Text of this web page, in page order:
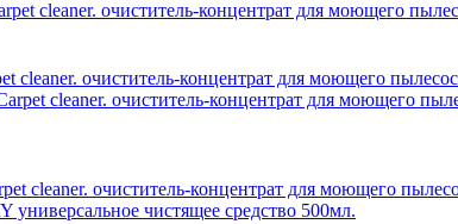
cleaner. очиститель-концентрат для моющего
cleaner. очиститель-концентрат для моющего